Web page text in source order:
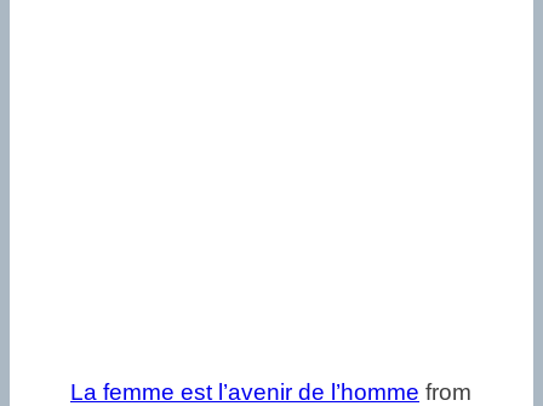
La femme est l’avenir de l’homme from